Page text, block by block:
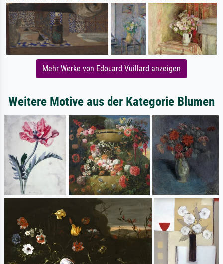
Mehr Werke von Edouard Vuillard anzeigen
Weitere Motive aus der Kategorie Blumen